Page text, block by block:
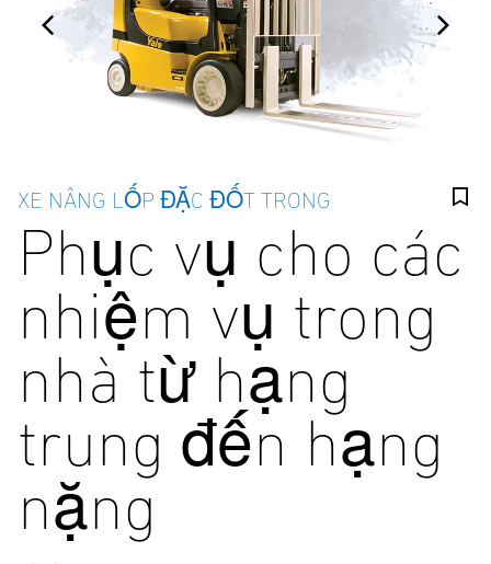
XE NÂNG LỐP ĐẶC ĐỐT TRONG
Phục vụ cho các
nhiệm vụ trong
nhà từ hạng
trung đến hạng
nặng